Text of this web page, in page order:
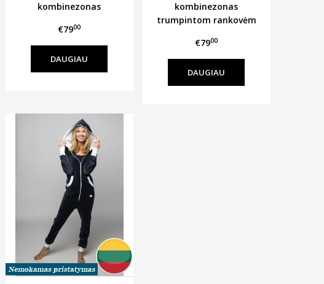
kombinezonas
€7900
DAUGIAU
kombinezonas
trumpintom rankovėm
€7900
DAUGIAU